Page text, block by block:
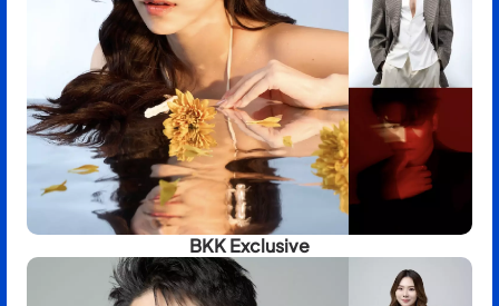
BKK Exclusive